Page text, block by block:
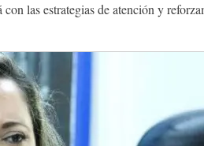
las estrategias de atención y